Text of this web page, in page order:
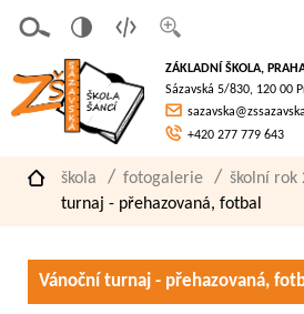
písmo
á
verze
pro
slaboz
raké
ZÁKLADNÍ ŠKOLA,
Sázavská 5/830, 120 00
+420 277 779 643
škola fotogalerie školní rok
turnaj - přehazovaná, fotbal
Vánoční turnaj - přehazovaná,